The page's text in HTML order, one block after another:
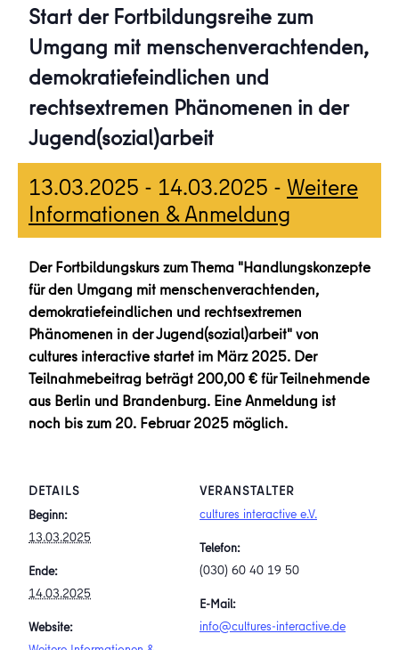
Start der Fortbildungsreihe zum
Umgang mit menschenverachtenden,
demokratiefeindlichen und
rechtsextremen Phänomenen in der
Jugend(sozial)arbeit
13.03.2025 - 14.03.2025 - Weitere
Informationen & Anmeldung
Der Fortbildungskurs zum Thema "Handlungskonzepte
für den Umgang mit menschenverachtenden,
demokratiefeindlichen und rechtsextremen
Phänomenen in der Jugend(sozial)arbeit" von
cultures interactive startet im März 2025. Der
Teilnahmebeitrag beträgt 200,00 € für Teilnehmende
aus Berlin und Brandenburg. Eine Anmeldung ist
noch bis zum 20. Februar 2025 möglich.
DETAILS
Beginn:
13.03.2025
Ende:
14.03.2025
Website:
VERANSTALTER
cultures interactive e.V.
Telefon:
(030) 60 40 19 50
E-Mail:
info@cultures-interactive.de